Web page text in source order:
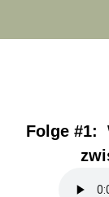
Folge #1: